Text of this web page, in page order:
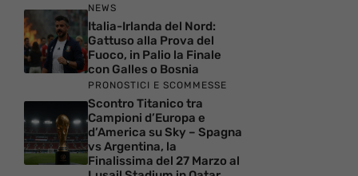
NEWS
Italia-Irlanda del Nord:
Gattuso alla Prova del
Fuoco, in Palio la Finale
con Galles o Bosnia
PRONOSTICI E SCOMMESSE
Scontro Titanico tra
Campioni d’Europa e
d’America su Sky – Spagna
vs Argentina, la
Finalissima del 27 Marzo al